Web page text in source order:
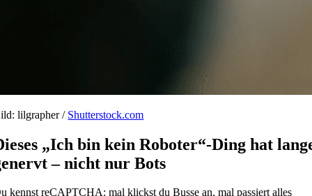
lilgrapher / Shutterstock.com
„Ich bin kein Roboter“-Ding hat
– nicht nur Bots
kennst reCAPTCHA: mal klickst du Busse an, mal passiert alles